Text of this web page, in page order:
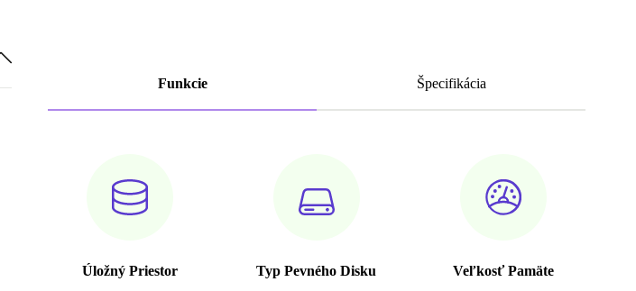
Funkcie Špecifikácia
Úložný Priestor
Typ Pevného Disku
Veľkosť Pamäte